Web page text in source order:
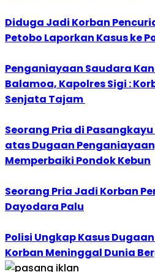
Diduga Jadi Korban
Petobo Laporkan Kasus ke
Penganiayaan Saudara
Balamoa, Kapolres Sigi :
Senjata Tajam
Seorang Pria di
atas Dugaan
Memperbaiki Pondok Kebun
Seorang Pria Jadi Korban
Dayodara Palu
Polisi Ungkap Kasus
Korban Meninggal Dunia